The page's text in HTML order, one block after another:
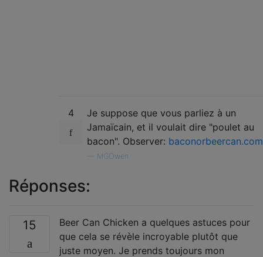
4
Je suppose que vous parliez à un
Jamaïcain, et il voulait dire "poulet au
bacon". Observer: baconorbeercan.com
MGOwen
Réponses:
15
Beer Can Chicken a quelques astuces pour
que cela se révèle incroyable plutôt que
juste moyen. Je prends toujours mon